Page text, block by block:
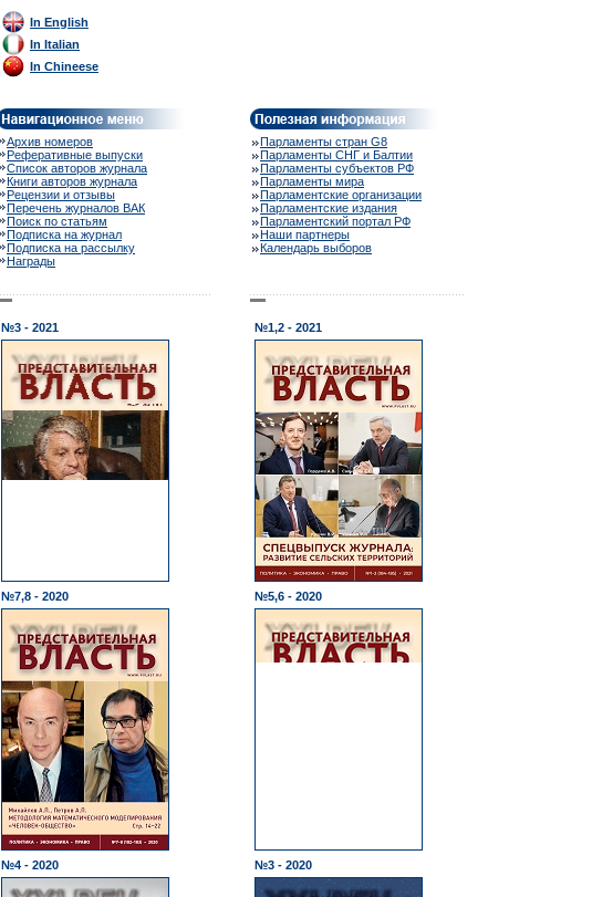
In English
In Italian
In Chineese
Архив номеров
Реферативные выпуски
Список авторов журнала
Книги авторов журнала
Рецензии и отзывы
Перечень журналов ВАК
Поиск по статьям
Подписка на журнал
Подписка на рассылку
Награды
Парламенты стран G8
Парламенты СНГ и Балтии
Парламенты субъектов РФ
Парламенты мира
Парламентские организации
Парламентские издания
Парламентский портал РФ
Наши партнеры
Календарь выборов
№3 - 2021 №1,2 - 2021
№7,8 - 2020 №5,6 - 2020
№4 - 2020 №3 - 2020